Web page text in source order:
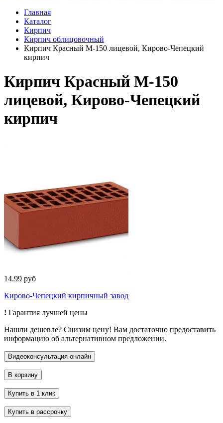
Главная
Каталог
Кирпич
Кирпич облицовочный
Кирпич Красный М-150 лицевой, Кирово-Чепецкий
кирпич
Кирпич Красный М-150
лицевой, Кирово-Чепецкий
кирпич
14.99 руб
Кирово-Чепецкий кирпичный завод
! Гарантия лучшей цены
Нашли дешевле? Снизим цену! Вам достаточно предоставить
информацию об альтернативном предложении.